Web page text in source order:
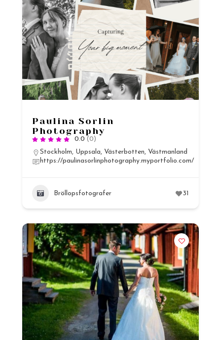
Paulina Sorlin
Photography
0.0 (0)
Stockholm, Uppsala, Västerbotten, Västmanland
https://paulinasorlinphotography.myportfolio.com/
Bröllopsfotografer 31